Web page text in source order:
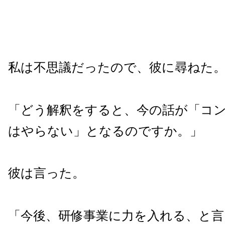
私は不思議だったので、彼に尋ねた
「どう解釈をすると、今の話が「コ
はやらない」となるのですか。」
彼は言った。
「今後、研修事業に力を入れる、と